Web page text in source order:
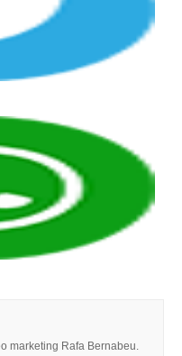
marketing Rafa Bernabeu.